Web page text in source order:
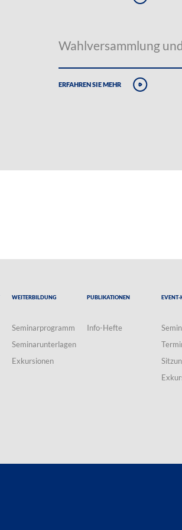
Wahlversammlung
erfahren sie mehr
Weiterbildung
Seminarprogramm
Seminarunterlagen
Exkursionen
Publikationen
Info-Hefte